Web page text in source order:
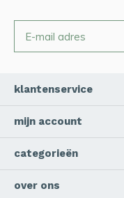
klantenservice
mijn account
categorieën
over ons